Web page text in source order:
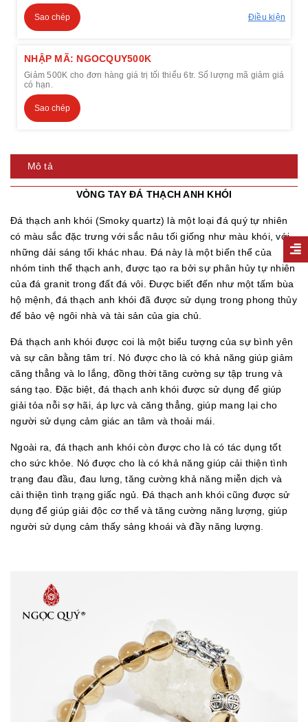
Sao chép Điều kiện
NHẬP MÃ: NGOCQUY500K
Giảm 500K cho đơn hàng giá trị tối thiểu 6tr. Số lượng mã giảm giá
có hạn.
Sao chép
Mô tả
VÒNG TAY ĐÁ THẠCH ANH KHÓI
Đá thạch anh khói (Smoky quartz) là một loại đá quý tự nhiên
có màu sắc đặc trưng với sắc nâu tối giống như màu khói, với
những dải sáng tối khác nhau. Đá này là một biến thể của
nhóm tinh thể thạch anh, được tạo ra bởi sự phân hủy tự nhiên
của đá granit trong đất đá vôi. Được biết đến như một tấm bùa
hộ mệnh, đá thạch anh khói đã được sử dụng trong phong thủy
để bảo vệ ngôi nhà và tài sản của gia chủ.
Đá thạch anh khói được coi là một biểu tượng của sự bình yên
và sự cân bằng tâm trí. Nó được cho là có khả năng giúp giảm
căng thẳng và lo lắng, đồng thời tăng cường sự tập trung và
sáng tạo. Đặc biệt, đá thạch anh khói được sử dụng để giúp
giải tỏa nỗi sợ hãi, áp lực và căng thẳng, giúp mang lại cho
người sử dụng cảm giác an tâm và thoải mái.
Ngoài ra, đá thạch anh khói còn được cho là có tác dụng tốt
cho sức khỏe. Nó được cho là có khả năng giúp cải thiện tình
trạng đau đầu, đau lưng, tăng cường khả năng miễn dịch và
cải thiện tình trạng giấc ngủ. Đá thạch anh khói cũng được sử
dụng để giúp giải độc cơ thể và tăng cường năng lượng, giúp
người sử dụng cảm thấy sảng khoái và đầy năng lượng.